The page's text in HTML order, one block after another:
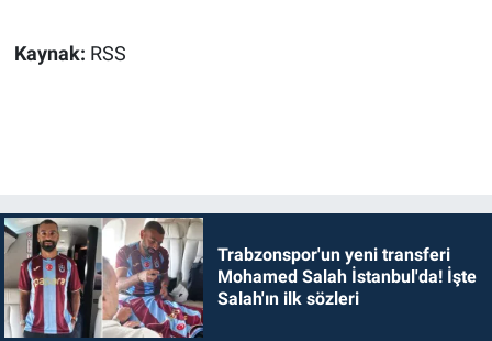
Kaynak: RSS
Trabzonspor'un yeni transferi
Mohamed Salah İstanbul'da! İşte
Salah'ın ilk sözleri